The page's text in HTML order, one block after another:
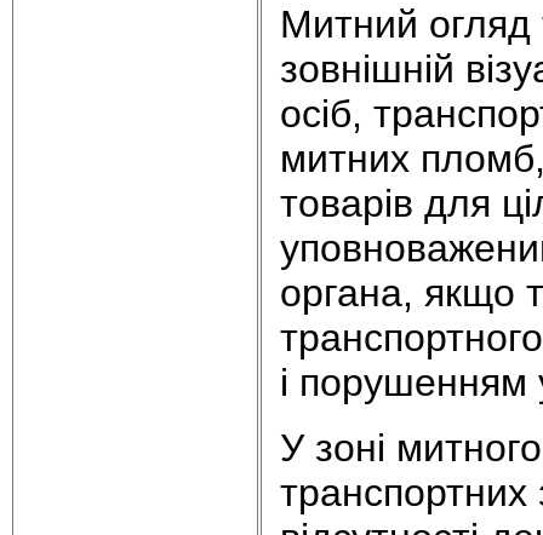
Митний огляд
зовнішній
осіб,
митних пломб,
товарів для
органа, якщо
і порушенням
У зоні
транспортних